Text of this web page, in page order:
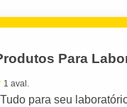
Para
1 aval.
para seu